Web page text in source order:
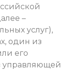
–
услуг),
один из
его
управляющей